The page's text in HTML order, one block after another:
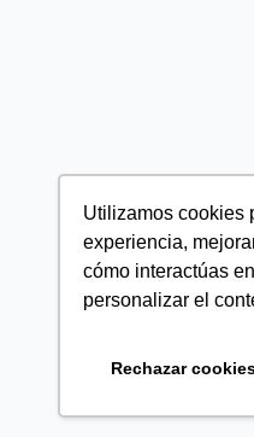
Utilizamos cookies
experiencia,
cómo interactúas
personalizar el
Rechazar